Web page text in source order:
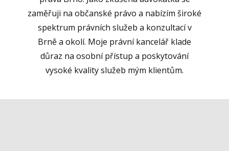
zaměřuji na občanské právo a nabízím široké
spektrum právních služeb a konzultací v
Brně a okolí. Moje právní kancelář klade
důraz na osobní přístup a poskytování
vysoké kvality služeb mým klientům.